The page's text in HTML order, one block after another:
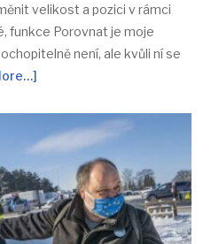
velikost a pozici v rámci
funkce Porovnat je moje
není, ale kvůli ní se